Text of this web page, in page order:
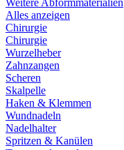
Weitere Abformmaterialien
Alles anzeigen
Chirurgie
Chirurgie
Wurzelheber
Zahnzangen
Scheren
Skalpelle
Haken & Klemmen
Wundnadeln
Nadelhalter
Spritzen & Kanülen